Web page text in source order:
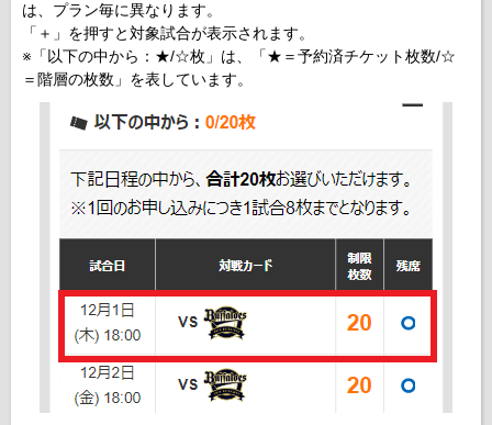
は、プラン毎に異なります。
「＋」を押すと対象試合が表示されます。
※「以下の中から：★/☆枚」は、「★＝予約済チケット枚数/☆
＝階層の枚数」を表しています。